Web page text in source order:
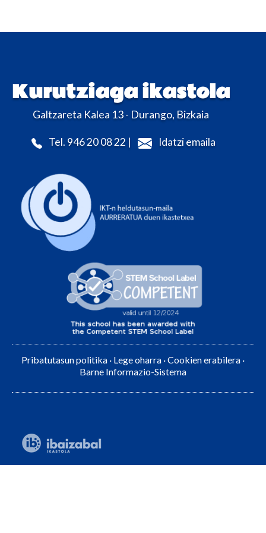
Kurutziaga ikastola
Galtzareta Kalea 13 - Durango, Bizkaia
Tel. 946 20 08 22 | Idatzi emaila
Pribatutasun politika · Lege oharra ·Cookien erabilera ·
Barne Informazio-Sistema